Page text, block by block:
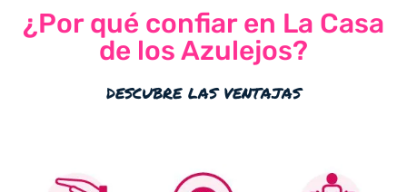
¿Por qué confiar en La Casa
de los Azulejos?
descubre las ventajas